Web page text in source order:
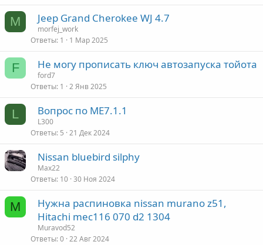
M Jeep Grand Cherokee WJ 4.7
morfej_work
Ответы 1 1 Мар 2025
F Не могу прописать ключ автозапуска тойота
ford7
Ответы 1 2 Янв 2025
L Вопрос по МЕ7.1.1
L300
Ответы 5 21 Дек 2024
Nissan bluebird silphy
Max22
Ответы 10 30 Ноя 2024
M
Нужна распиновка nissan murano z51,
Hitachi mec116 070 d2 1304
Muravod52
Ответы 0 22 Авг 2024